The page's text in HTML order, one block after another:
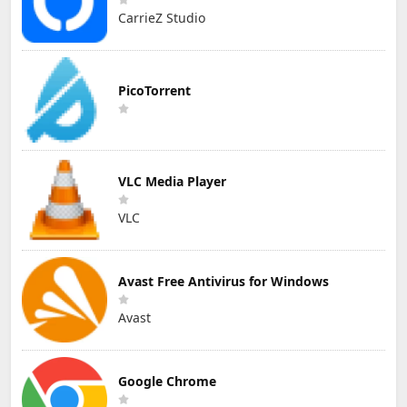
CarrieZ Studio
PicoTorrent
VLC Media Player
VLC
Avast Free Antivirus for Windows
Avast
Google Chrome